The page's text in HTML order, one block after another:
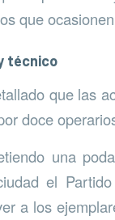
que
técnico
que las
doce
una
el
a los